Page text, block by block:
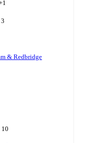
1
3
& Redbridge
10